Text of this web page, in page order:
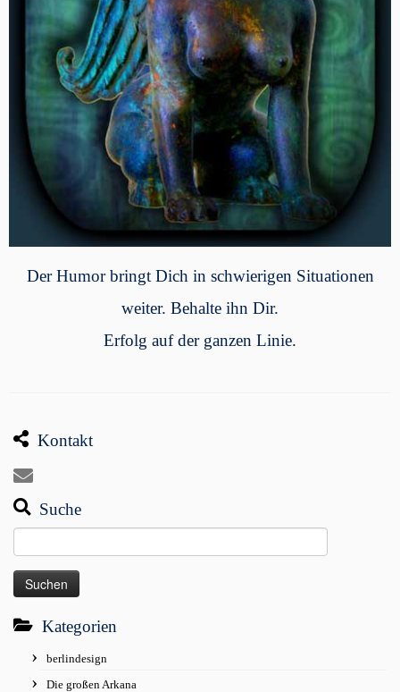
Der Humor bringt Dich in schwierigen Situationen
weiter. Behalte ihn Dir.
Erfolg auf der ganzen Linie.
Kontakt
Suche
nach:
Kategorien
berlindesign
Die großen Arkana